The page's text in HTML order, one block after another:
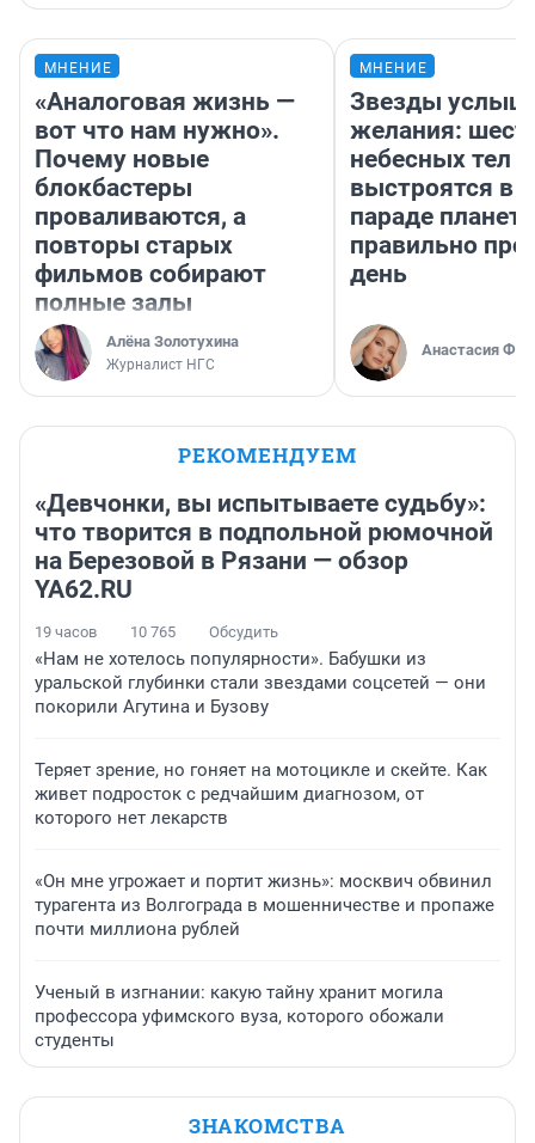
МНЕНИЕ
«Аналоговая жизнь —
вот что нам нужно».
Почему новые
блокбастеры
проваливаются, а
повторы старых
фильмов собирают
полные залы
Алёна Золотухина
Журналист НГС
МНЕНИЕ
Звезды
желания:
небесных тел
выстроятся в
параде планет
правильно
день
Анастасия
РЕКОМЕНДУЕМ
«Девчонки, вы испытываете судьбу»:
что творится в подпольной рюмочной
на Березовой в Рязани — обзор
YA62.RU
19 часов 10 765 Обсудить
«Нам не хотелось популярности». Бабушки из
уральской глубинки стали звездами соцсетей — они
покорили Агутина и Бузову
Теряет зрение, но гоняет на мотоцикле и скейте. Как
живет подросток с редчайшим диагнозом, от
которого нет лекарств
«Он мне угрожает и портит жизнь»: москвич обвинил
турагента из Волгограда в мошенничестве и пропаже
почти миллиона рублей
Ученый в изгнании: какую тайну хранит могила
профессора уфимского вуза, которого обожали
студенты
ЗНАКОМСТВА